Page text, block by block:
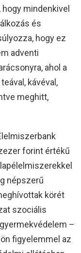
mindenkivel
és
hogy ez
adventi
ahol a
kávéval,
meghitt,
forint értékű
népszerű
körét
szociális
–
figyelemmel az